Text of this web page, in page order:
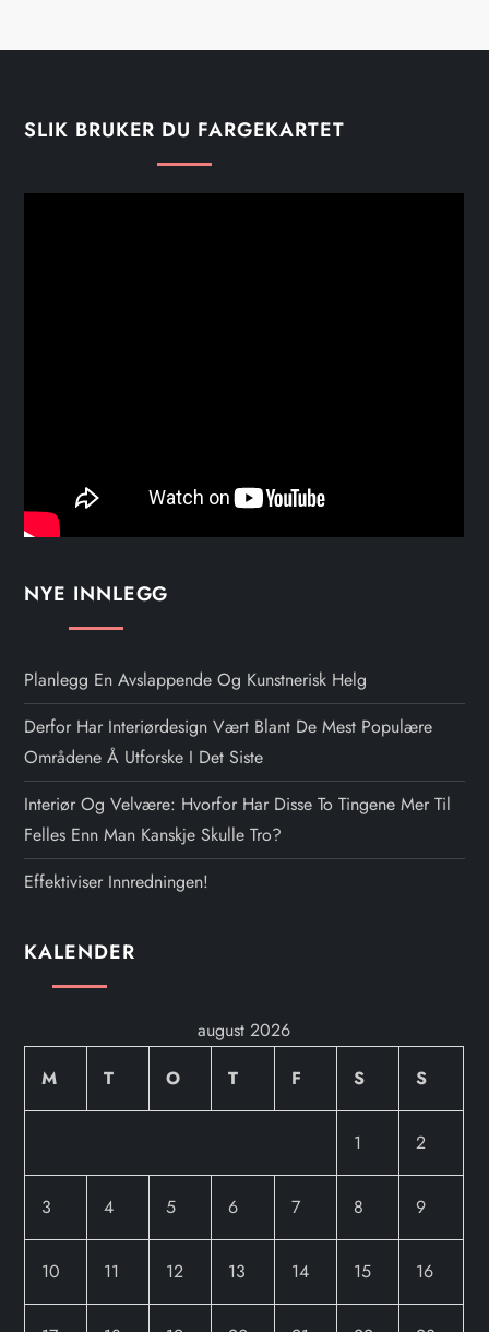
i
SLIK BRUKER DU FARGEKARTET
NYE INNLEGG
Planlegg En Avslappende Og Kunstnerisk Helg
Derfor Har Interiørdesign Vært Blant De Mest Populære
Områdene Å Utforske I Det Siste
Interiør Og Velvære: Hvorfor Har Disse To Tingene Mer Til
Felles Enn Man Kanskje Skulle Tro?
Effektiviser Innredningen!
KALENDER
august 2026
M
T O T F S S
1 2
3 4 5 6 7 8 9
10 11 12 13 14 15 16